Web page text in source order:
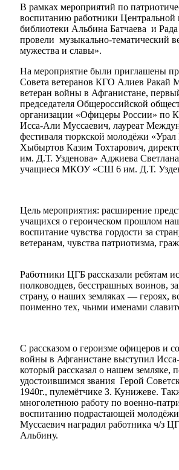
В рамках мероприятий по
воспитанию работники Центральной
библиотеки Альбина Батчаева и
провели музыкально-тематический
мужества и славы».
На мероприятие были приглашены
Совета ветеранов КГО Алиев Ракай
ветеран войны в Афганистане,
председателя Общероссийской
организации «Офицеры России» по
Исса-Али Муссаевич, лауреат
фестиваля тюркской молодёжи
Хыбыртов Казим Тохтарович,
им. Д.Т. Узденова» Аджиева
учащиеся МКОУ «СШ 6 им. Д.Т.
Цель мероприятия: расширение
учащихся о героическом прошлом
воспитание чувства гордости за
ветеранам, чувства патриотизма,
Работники ЦГБ рассказали ребятам
полководцев, бесстрашных воинов,
страну, о наших земляках — героях,
поименно тех, чьими именами
С рассказом о героизме офицеров и
войны в Афганистане выступил
который рассказал о нашем земляке,
удостоившимся звания Герой
1940г., пулемётчике З. Кунижеве.
многолетнюю работу по военно-
воспитанию подрастающей
Муссаевич наградил работника ч/з
Альбину.